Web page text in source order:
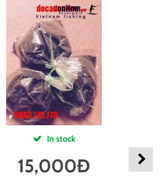
In stock
15,000Đ